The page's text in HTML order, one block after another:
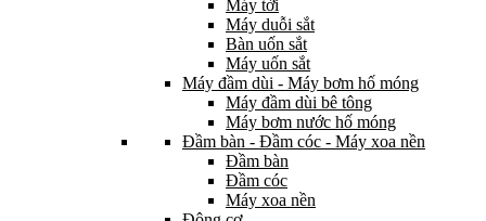
Máy tời
Máy duỗi sắt
Bàn uốn sắt
Máy uốn sắt
Máy đầm dùi - Máy bơm hố móng
Máy đầm dùi bê tông
Máy bơm nước hố móng
Đầm bàn - Đầm cóc - Máy xoa nền
Đầm bàn
Đầm cóc
Máy xoa nền